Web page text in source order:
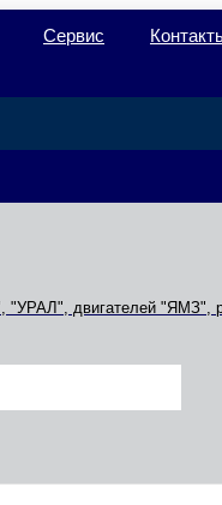
Сервис
двигателей "ЯМЗ",